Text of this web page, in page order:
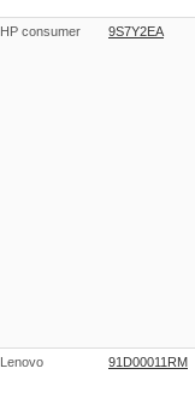
HP consumer 9S7Y2EA
Lenovo 91D00011RM